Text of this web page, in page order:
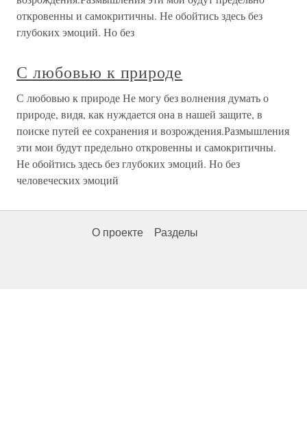
откровенны и самокритичны. Не обойтись здесь без
глубоких эмоций. Но без
С любовью к природе
С любовью к природе Не могу без волнения думать о
природе, видя, как нуждается она в нашей защите, в
поиске путей ее сохранения и возрождения.Размышления
эти мои будут предельно откровенны и самокритичны.
Не обойтись здесь без глубоких эмоций. Но без
человеческих эмоций
О проекте Разделы